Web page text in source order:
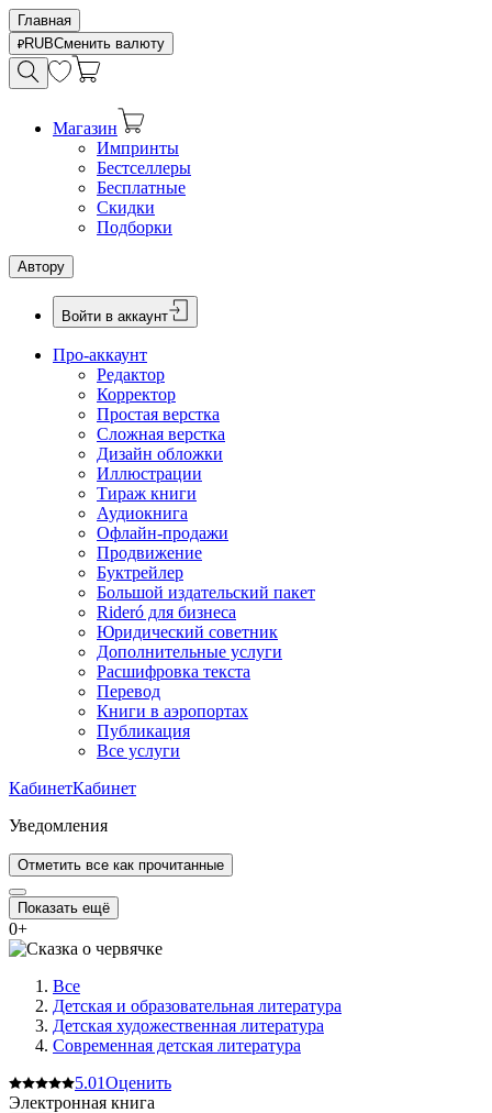
Главная
RUBСменить валюту
Магазин
Импринты
Бестселлеры
Бесплатные
Скидки
Подборки
Автору
Войти в аккаунт
Про-аккаунт
Редактор
Корректор
Простая верстка
Сложная верстка
Дизайн обложки
Иллюстрации
Тираж книги
Аудиокнига
Офлайн-продажи
Продвижение
Буктрейлер
Большой издательский пакет
Rideró для бизнеса
Юридический советник
Дополнительные услуги
Расшифровка текста
Перевод
Книги в аэропортах
Публикация
Все услуги
КабинетКабинет
Уведомления
Отметить все как прочитанные
Показать ещё
0+
Все
Детская и образовательная литература
Детская художественная литература
Современная детская литература
5.01Оценить
Электронная книга